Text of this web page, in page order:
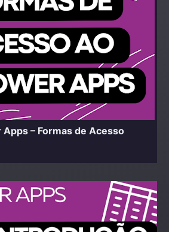
– Formas de Acesso